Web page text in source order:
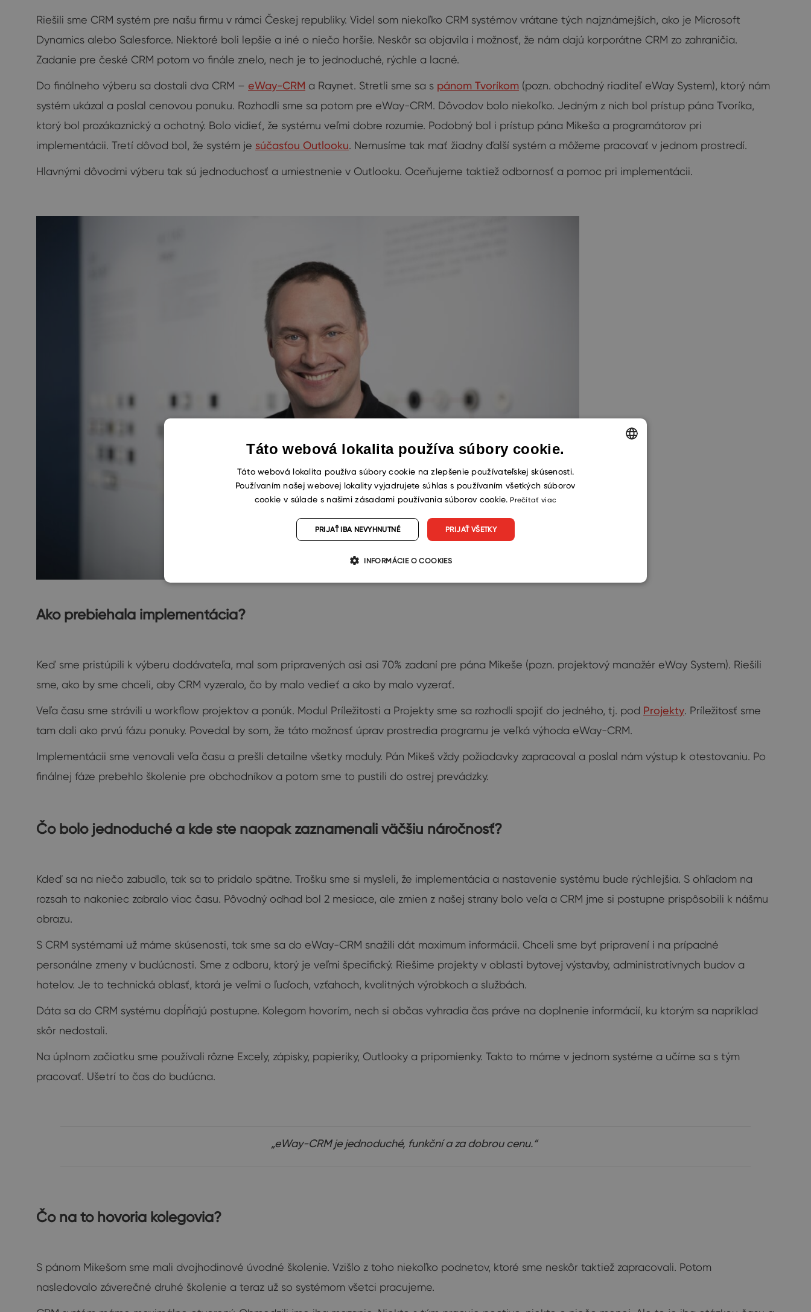
Riešili sme CRM systém pre našu firmu v rámci Českej republiky. Videl som niekoľko CRM systémov vrátane tých najznámejších, ako je Microsoft
Dynamics alebo Salesforce. Niektoré boli lepšie a iné o niečo horšie. Neskôr sa objavila i možnosť, že nám dajú korporátne CRM zo zahraničia.
Zadanie pre české CRM potom vo finále znelo, nech je to jednoduché, rýchle a lacné.
Do finálneho výberu sa dostali dva CRM – eWay-CRM a Raynet. Stretli sme sa s pánom Tvoríkom (pozn. obchodný riaditeľ eWay System), ktorý nám
systém ukázal a poslal cenovou ponuku. Rozhodli sme sa potom pre eWay-CRM. Dôvodov bolo niekoľko. Jedným z nich bol prístup pána Tvoríka,
ktorý bol prozákaznický a ochotný. Bolo vidieť, že systému veľmi dobre rozumie. Podobný bol i prístup pána Mikeša a programátorov pri
implementácii. Tretí dôvod bol, že systém je súčasťou Outlooku. Nemusíme tak mať žiadny ďalší systém a môžeme pracovať v jednom prostredí.
Hlavnými dôvodmi výberu tak sú jednoduchosť a umiestnenie v Outlooku. Oceňujeme taktiež odbornosť a pomoc pri implementácii.
Ako prebiehala implementácia?
Keď sme pristúpili k výberu dodávateľa, mal som pripravených asi asi 70% zadaní pre pána Mikeše (pozn. projektový manažér eWay System). Riešili
sme, ako by sme chceli, aby CRM vyzeralo, čo by malo vedieť a ako by malo vyzerať.
Veľa času sme strávili u workflow projektov a ponúk. Modul Príležitosti a Projekty sme sa rozhodli spojiť do jedného, tj. pod Projekty. Príležitosť sme
tam dali ako prvú fázu ponuky. Povedal by som, že táto možnosť úprav prostredia programu je veľká výhoda eWay-CRM.
Implementácii sme venovali veľa času a prešli detailne všetky moduly. Pán Mikeš vždy požiadavky zapracoval a poslal nám výstup k otestovaniu. Po
finálnej fáze prebehlo školenie pre obchodníkov a potom sme to pustili do ostrej prevádzky.
Čo bolo jednoduché a kde ste naopak zaznamenali väčšiu náročnosť?
Kdeď sa na niečo zabudlo, tak sa to pridalo spätne. Trošku sme si mysleli, že implementácia a nastavenie systému bude rýchlejšia. S ohľadom na
rozsah to nakoniec zabralo viac času. Pôvodný odhad bol 2 mesiace, ale zmien z našej strany bolo veľa a CRM jme si postupne prispôsobili k nášmu
obrazu.
S CRM systémami už máme skúsenosti, tak sme sa do eWay-CRM snažili dát maximum informácii. Chceli sme byť pripravení i na prípadné
personálne zmeny v budúcnosti. Sme z odboru, ktorý je veľmi špecifický. Riešime projekty v oblasti bytovej výstavby, administratívnych budov a
hotelov. Je to technická oblasť, ktorá je veľmi o ľuďoch, vzťahoch, kvalitných výrobkoch a službách.
Dáta sa do CRM systému dopĺňajú postupne. Kolegom hovorím, nech si občas vyhradia čas práve na doplnenie informácií, ku ktorým sa napríklad
skôr nedostali.
Na úplnom začiatku sme používali rôzne Excely, zápisky, papieriky, Outlooky a pripomienky. Takto to máme v jednom systéme a učíme sa s tým
pracovať. Ušetrí to čas do budúcna.
„eWay-CRM je jednoduché, funkční a za dobrou cenu.“
Čo na to hovoria kolegovia?
S pánom Mikešom sme mali dvojhodinové úvodné školenie. Vzišlo z toho niekoľko podnetov, ktoré sme neskôr taktiež zapracovali. Potom
nasledovalo záverečné druhé školenie a teraz už so systémom všetci pracujeme.
Táto webová lokalita používa súbory cookie.
Táto webová lokalita používa súbory cookie na zlepšenie používateľskej skúsenosti.
Používaním našej webovej lokality vyjadrujete súhlas s používaním všetkých súborov
cookie v súlade s našimi zásadami používania súborov cookie. Prečítať viac
PRIJAŤ VŠETKY
PRIJAŤ IBA NEVYHNUTNÉ
INFORMÁCIE O COOKIES